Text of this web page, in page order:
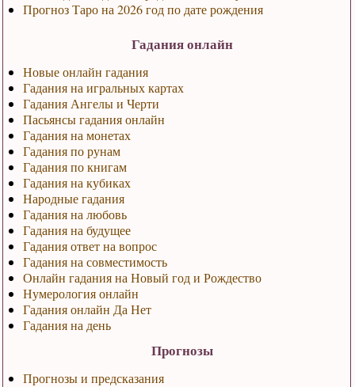
Прогноз Таро на 2026 год по дате рождения
Гадания онлайн
Новые онлайн гадания
Гадания на игральных картах
Гадания Ангелы и Черти
Пасьянсы гадания онлайн
Гадания на монетах
Гадания по рунам
Гадания по книгам
Гадания на кубиках
Народные гадания
Гадания на любовь
Гадания на будущее
Гадания ответ на вопрос
Гадания на совместимость
Онлайн гадания на Новый год и Рождество
Нумерология онлайн
Гадания онлайн Да Нет
Гадания на день
Прогнозы
Прогнозы и предсказания